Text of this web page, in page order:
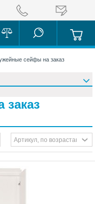
сейфы на заказ